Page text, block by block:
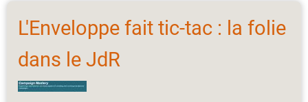
L'Enveloppe fait tic-tac : la folie
dans le JdR